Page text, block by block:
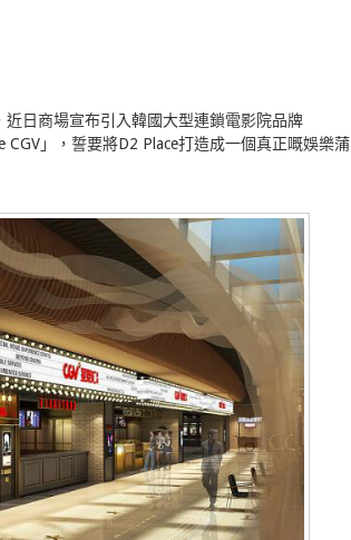
日商場宣布引入韓國大型連鎖電影院品牌
CGV」，誓要將D2 Place打造成一個真正嘅娛樂蒲